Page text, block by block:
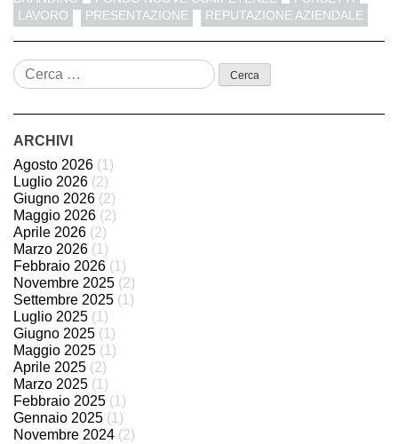
LAVORO
PRESENTAZIONE REPUTAZIONE AZIENDALE
ARCHIVI
Agosto 2026 (1)
Luglio 2026 (2)
Giugno 2026 (2)
Maggio 2026 (2)
Aprile 2026 (2)
Marzo 2026 (1)
Febbraio 2026 (1)
Novembre 2025 (2)
Settembre 2025 (1)
Luglio 2025 (1)
Giugno 2025 (1)
Maggio 2025 (1)
Aprile 2025 (2)
Marzo 2025 (1)
Febbraio 2025 (1)
Gennaio 2025 (1)
Novembre 2024 (2)